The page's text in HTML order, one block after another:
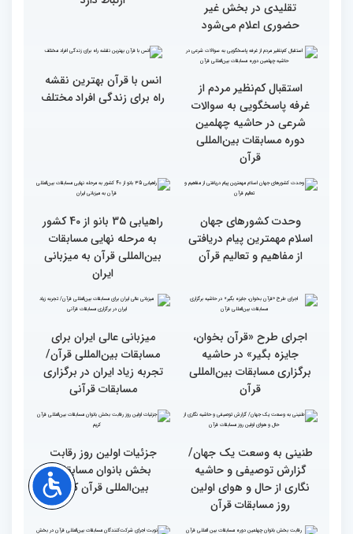
دوره مسابقات بین المللی
قرآن کریم (بخش دوم)
دوره مسابقات بین المللی
سوم اسفند، نتایج مرحله
نهایی جشنواره تلاوت‌های
تقلیدی در بخش غیر
حضوری اعلام می‌شود
محتوای قرآن با نظامات
غیبی موثر بر زندگی افراد
غرفه پاسخگویی به سوالات
شرعی در حاشیه چهلمین
دوره مسابقات بین‌المللی
انس با قرآن بهترین نقشه
راه برای زندگی افراد مختلف
وحدت کشورهای جهان
اسلام مهمترین پیام دریافتی
از مفاهیم و تعالیم قرآن
راهیابی 35 بانو از 40 کشور
به مرحله نهایی مسابقات
بین‌المللی قرآن به میزبانی
ایران
اجرای طرح «قرآن بخوان،
جایزه بگیر» در حاشیه
برگزاری مسابقات بین‌المللی
قرآن
میزبانی عالی ایران برای
مسابقات بین‌المللی قرآن/
تجربه زیاد ایران در برگزاری
مسابقات قرآنی